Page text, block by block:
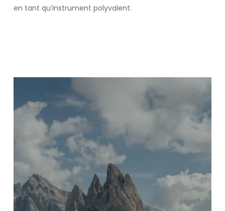
en tant qu’instrument polyvalent.